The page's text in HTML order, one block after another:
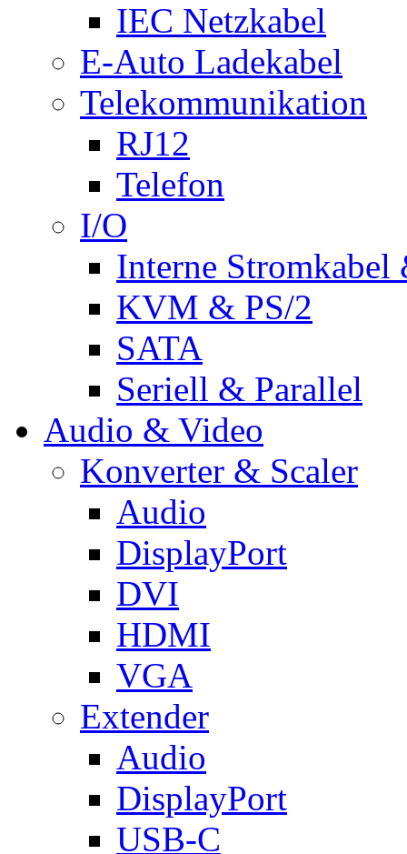
IEC Netzkabel
E-Auto Ladekabel
Telekommunikation
RJ12
Telefon
I/O
Interne Stromkabel
KVM & PS/2
SATA
Seriell & Parallel
Audio & Video
Konverter & Scaler
Audio
DisplayPort
DVI
HDMI
VGA
Extender
Audio
DisplayPort
USB-C